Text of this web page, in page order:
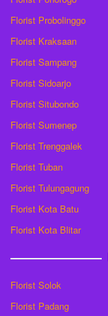
Florist Probolinggo
Florist Kraksaan
Florist Sampang
Florist Sidoarjo
Florist Situbondo
Florist Sumenep
Florist Trenggalek
Florist Tuban
Florist Tulungagung
Florist Kota Batu
Florist Kota Blitar
Florist Solok
Florist Padang